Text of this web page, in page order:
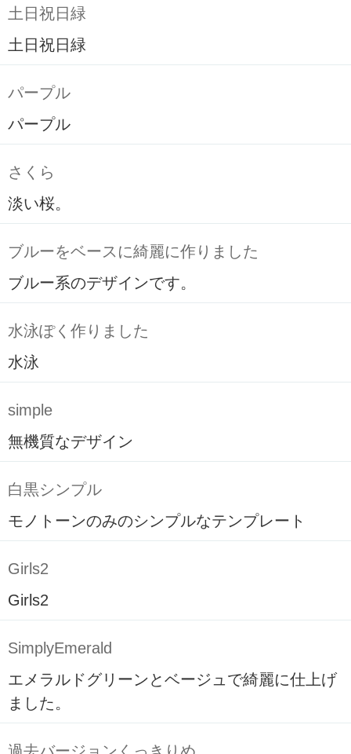
土日祝日緑
土日祝日緑
パープル
パープル
さくら
淡い桜。
ブルーをベースに綺麗に作りました
ブルー系のデザインです。
水泳ぽく作りました
水泳
simple
無機質なデザイン
白黒シンプル
モノトーンのみのシンプルなテンプレート
Girls2
Girls2
SimplyEmerald
エメラルドグリーンとベージュで綺麗に仕上げ
ました。